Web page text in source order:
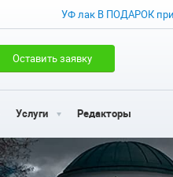
УФ лак В ПОДАРОК при
Оставить заявку
Услуги Редакторы